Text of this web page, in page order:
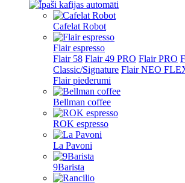
Cafelat Robot
Flair espresso
Flair 58 Flair 49 PRO Flair PRO
Classic/Signature Flair NEO
Flair piederumi
Bellman coffee
ROK espresso
La Pavoni
9Barista